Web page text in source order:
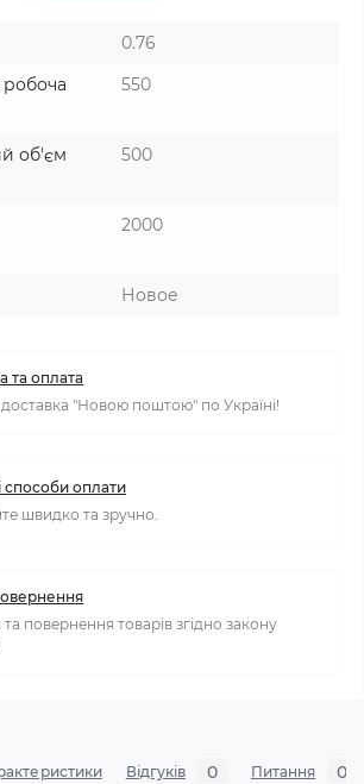
0.76
550
об'єм
500
2000
Новое
та оплата
"Новою поштою" по Україні!
способи оплати
швидко та зручно.
та повернення товарів згідно закону
Відгуків 0 Питання 0